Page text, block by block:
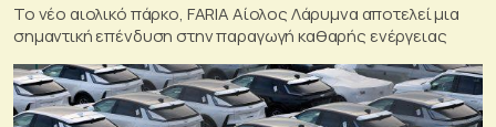
Το νέο αιολικό πάρκο, FARIA Αίολος Λάρυμνα αποτελεί μια
σημαντική επένδυση στην παραγωγή καθαρής ενέργειας